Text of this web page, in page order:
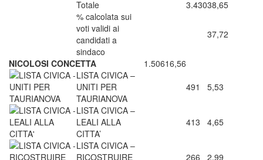
Totale
3.43038,65
% calcolata sui
voti validi ai
candidati a
sindaco
37,72
NICOLOSI CONCETTA 1.50616,56
LISTA CIVICA –
UNITI PER
TAURIANOVA
491
5,53
LISTA CIVICA –
LEALI ALLA
CITTA’
413
4,65
LISTA CIVICA –
RICOSTRUIRE
266
2,99